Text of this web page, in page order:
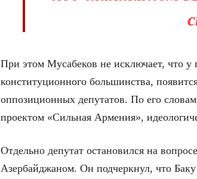
При этом Мусабеков не исключает, что
конституционного большинства,
оппозиционных депутатов. По его
проектом «Сильная Армения»,
Отдельно депутат остановился на
Азербайджаном. Он подчеркнул, что